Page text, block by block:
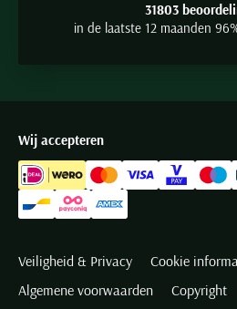
31803
in de laatste 12 maanden
Wij accepteren
Veiligheid & Privacy Cookie
Algemene voorwaarden
Copyright